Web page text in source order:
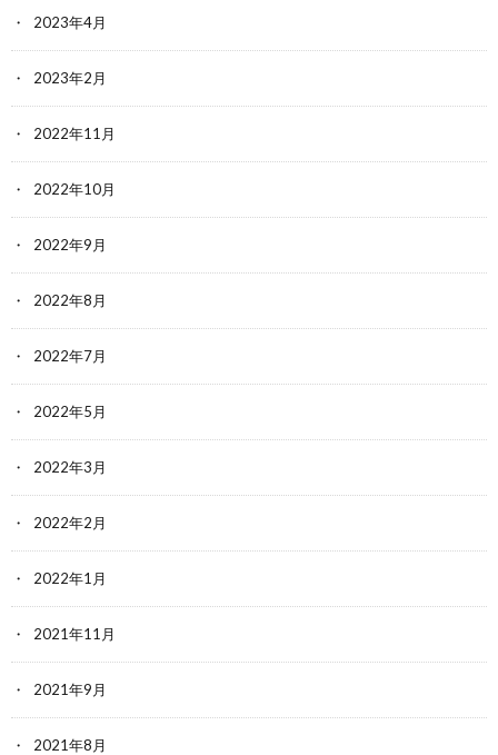
2023年4月
2023年2月
2022年11月
2022年10月
2022年9月
2022年8月
2022年7月
2022年5月
2022年3月
2022年2月
2022年1月
2021年11月
2021年9月
2021年8月